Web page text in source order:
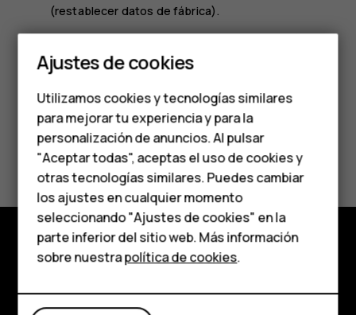
Smartphones
Teléfonos clásicos
Teléfonos para
personas mayores
Accesorios
HMD Terra M
Para empresas
Tabletas
Tienda
(restablecer datos de fábrica).
Siga las instrucciones que aparecen en el teléfono.
¿Te ha parecido útil?
Sí No
Tienda
Acerca de
Ajustes de cookies
Utilizamos cookies y tecnologías similares
para mejorar tu experiencia y para la
personalización de anuncios. Al pulsar
"Aceptar todas", aceptas el uso de cookies y
otras tecnologías similares. Puedes cambiar
los ajustes en cualquier momento
seleccionando "Ajustes de cookies" en la
parte inferior del sitio web. Más información
sobre nuestrapolítica de cookies.